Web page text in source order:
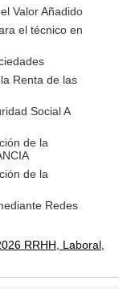
Valor Añadido
el técnico en
Renta de las
Social A
de la
de la
Redes
RRHH, Laboral,